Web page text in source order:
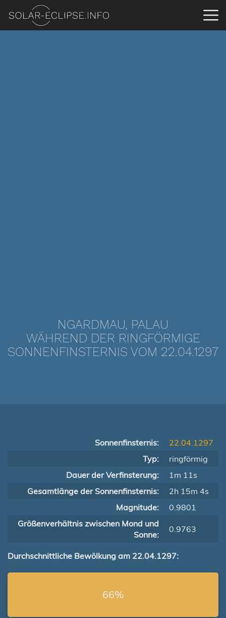
NGARDMAU, PALAU
WÄHREND DER RINGFÖRMIGE
SONNENFINSTERNIS VOM 22.04.1297
Sonnenfinsternis:
22.04.1297
Typ:
ringförmig
Dauer der Verfinsterung:
1m 11s
Gesamtlänge der Sonnenfinsternis:
2h 15m 4s
Magnitude:
0.9801
Größenverhältnis zwischen Mond und
Sonne:
0.9763
Durchschnittliche Bewölkung am 22.04.1297:
66%